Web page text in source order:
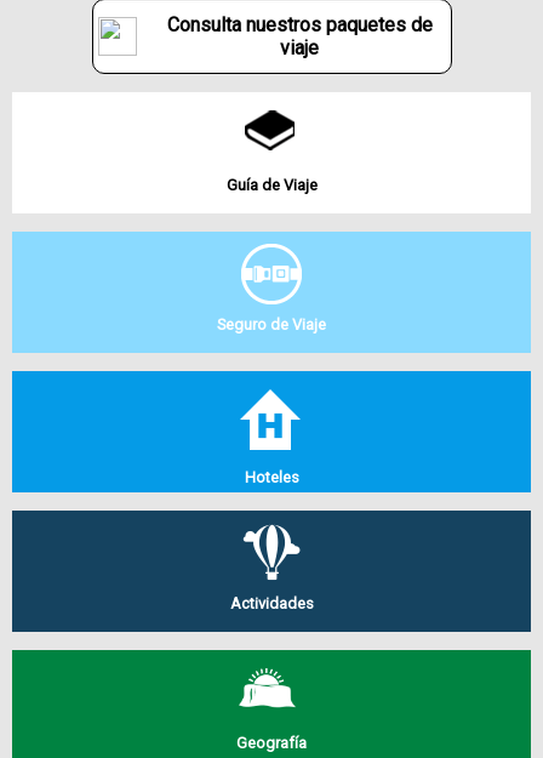
Consulta nuestros paquetes de
viaje
Guía de Viaje
Seguro de Viaje
Hoteles
Actividades
Geografía